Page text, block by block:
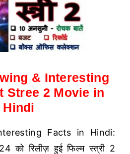
& Interesting
Stree 2 Movie in
Hindi
Facts in Hindi:
को रिलीज़ हुई फिल्म स्त्री 2